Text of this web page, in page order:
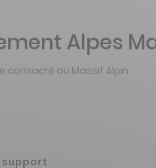
Alpes
consacré au Massif Alpin
support